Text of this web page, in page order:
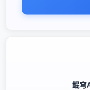
鲲穹